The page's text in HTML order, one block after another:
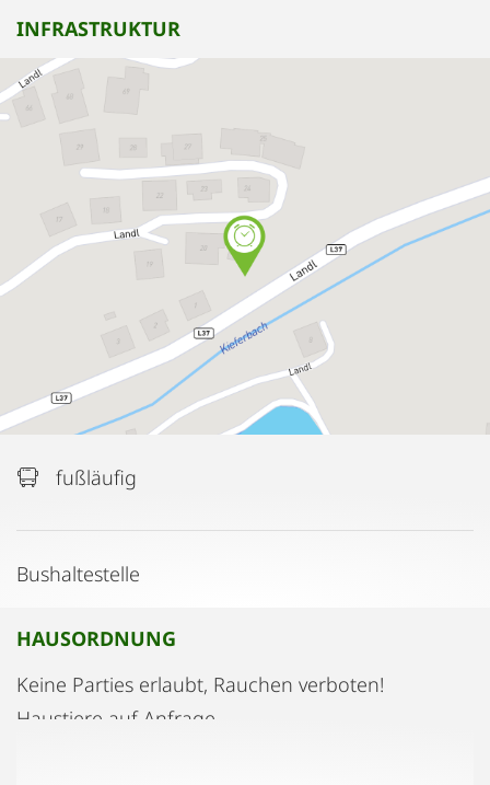
INFRASTRUKTUR
fußläufig
Bushaltestelle
HAUSORDNUNG
Keine Parties erlaubt, Rauchen verboten!
Haustiere auf Anfrage